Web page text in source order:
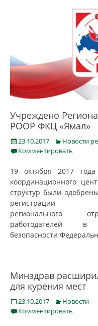
Учреждено
РООР ФКЦ «Ямал»
Posted
on
23.10.2017 Categories
Новости
Комментировать
19 октября 2017
координационного
структур были
регистрации
регионального
безопасности
Минздрав
для курения мест
Posted
on
23.10.2017 Categories
Новости
Комментировать